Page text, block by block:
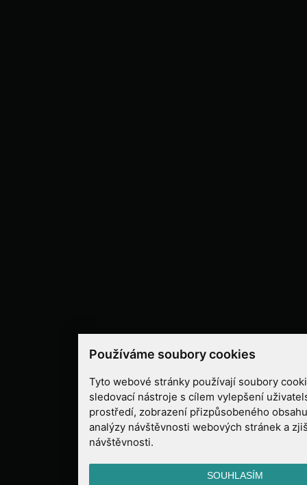
Používáme soubory cookies
Tyto webové stránky používají soubory
sledovací nástroje s cílem vylepšení
prostředí, zobrazení přizpůsobeného
analýzy návštěvnosti webových stránek a
návštěvnosti.
SOUHLASÍM